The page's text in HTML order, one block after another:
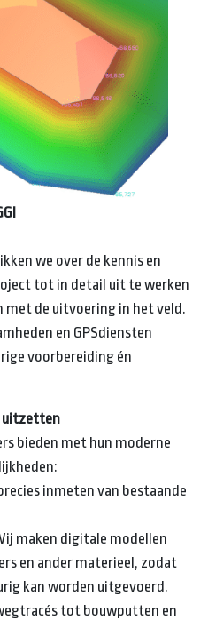
we over de kennis en
tot in detail uit te werken
met de uitvoering in het veld.
en GPSdiensten
voorbereiding én
uitzetten
bieden met hun moderne
inmeten van bestaande
maken digitale modellen
en ander materieel, zodat
kan worden uitgevoerd.
tot bouwputten en